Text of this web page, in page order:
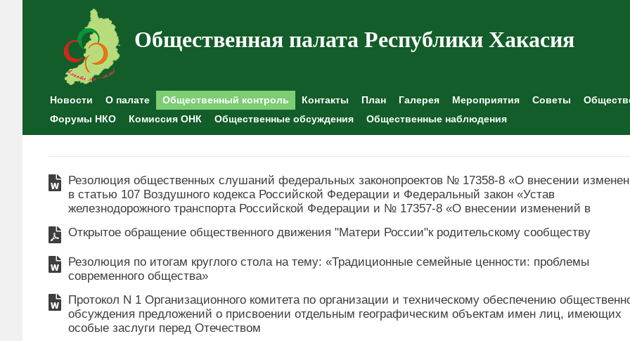
Общественная палата Республики Хакасия
Новости О палате Общественный контроль Контакты План Галерея Мероприятия Советы
Форумы НКО
Комиссия ОНК Общественные обсуждения Общественные наблюдения
Резолюция общественных слушаний федеральных законопроектов № 17358-8 «О внесении
в статью 107 Воздушного кодекса Российской Федерации и Федеральный закон «Устав
железнодорожного транспорта Российской Федерации и № 17357-8 «О внесении изменений в
Открытое обращение общественного движения "Матери России"к родительскому сообществу
Резолюция по итогам круглого стола на тему: «Традиционные семейные ценности: проблемы
современного общества»
Протокол N 1 Организационного комитета по организации и техническому обеспечению
обсуждения предложений о присвоении отдельным географическим объектам имен лиц, имеющих
особые заслуги перед Отечеством